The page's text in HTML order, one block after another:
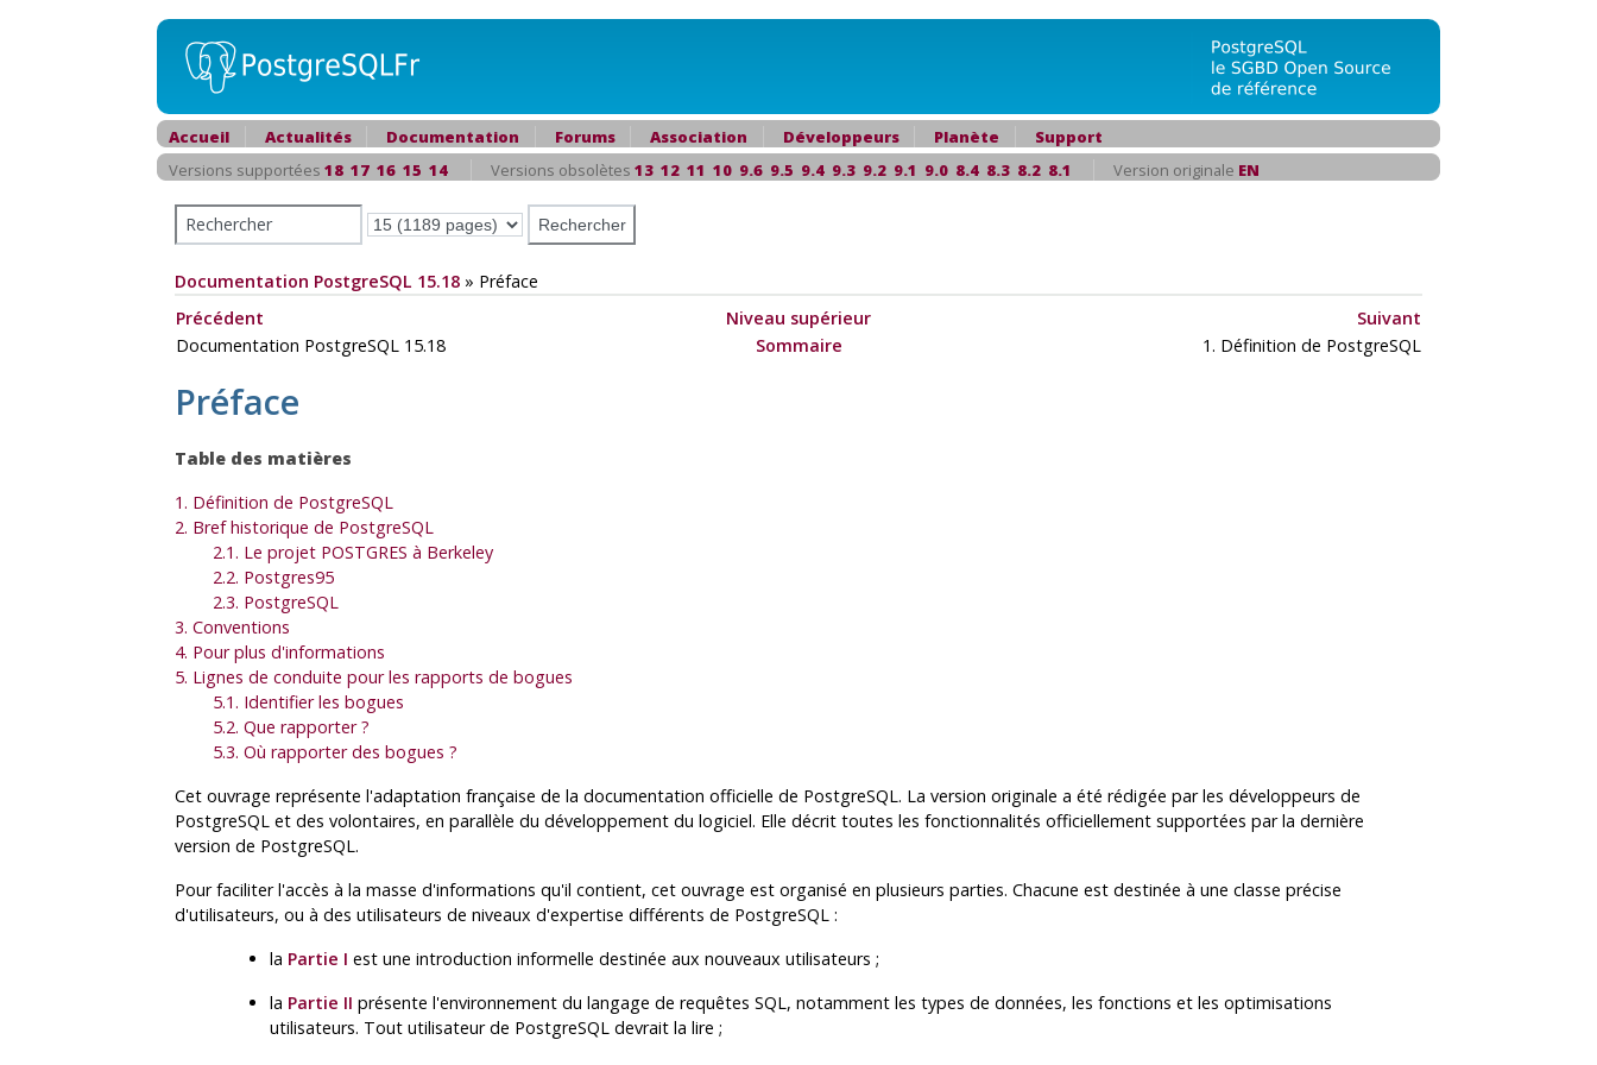
Accueil Actualités Documentation Forums Association Développeurs Planète
Support
Versions supportées 18 17 16 15 14 Versions obsolètes 13 12 11 10 9.6 9.5 9.4 9.3 9.2 9.1 9.0 8.4 8.3 8.2 8.1 Version originale EN
Documentation PostgreSQL 15.18 » Préface
Précédent
Niveau supérieur
Suivant
Documentation PostgreSQL 15.18
Sommaire 1. Définition de PostgreSQL
Préface
Table des matières
1. Définition de PostgreSQL
2. Bref historique de PostgreSQL
2.1. Le projet POSTGRES à Berkeley
2.2. Postgres95
2.3. PostgreSQL
3. Conventions
4. Pour plus d'informations
5. Lignes de conduite pour les rapports de bogues
5.1. Identifier les bogues
5.2. Que rapporter ?
5.3. Où rapporter des bogues ?
Cet ouvrage représente l'adaptation française de la documentation officielle de PostgreSQL. La version originale a été rédigée par les développeurs de
PostgreSQL et des volontaires, en parallèle du développement du logiciel. Elle décrit toutes les fonctionnalités officiellement supportées par la dernière
version de PostgreSQL.
Pour faciliter l'accès à la masse d'informations qu'il contient, cet ouvrage est organisé en plusieurs parties. Chacune est destinée à une classe précise
d'utilisateurs, ou à des utilisateurs de niveaux d'expertise différents de PostgreSQL :
la Partie I est une introduction informelle destinée aux nouveaux utilisateurs ;
la Partie II présente l'environnement du langage de requêtes SQL, notamment les types de données, les fonctions et les optimisations
utilisateurs. Tout utilisateur de PostgreSQL devrait la lire ;